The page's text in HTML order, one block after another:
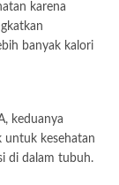
karena
banyak kalori
keduanya
untuk kesehatan
di dalam tubuh.